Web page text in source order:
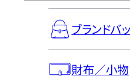
ブランドバ
財布／小物